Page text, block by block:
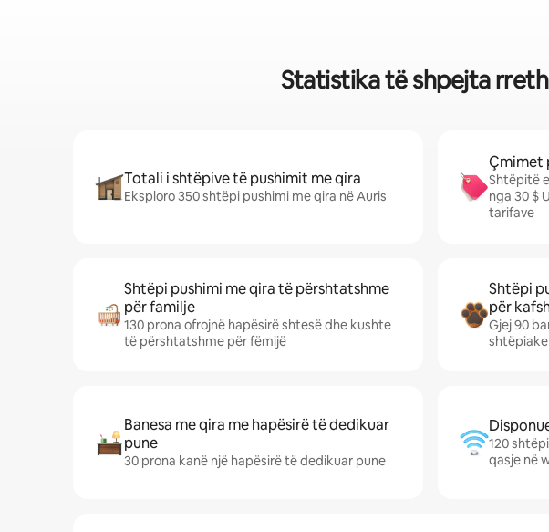
Statistika të shpejta
Totali i shtëpive të pushimit me qira
Eksploro 350 shtëpi pushimi me qira në Auris
Çmimet
Shtëpitë
nga 30 $
tarifave
Shtëpi pushimi me qira të përshtatshme
për familje
130 prona ofrojnë hapësirë shtesë dhe kushte
të përshtatshme për fëmijë
Shtëpi
për
Gjej 90
shtëpiake
Banesa me qira me hapësirë të dedikuar
pune
30 prona kanë një hapësirë të dedikuar pune
120
qasje në